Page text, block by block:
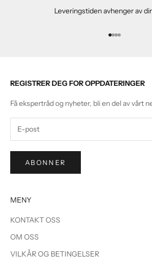
Leveringstiden avhenger av
Gå til element 1
Gå til
Gå til
Gå til
REGISTRER DEG FOR OPPDATERINGER
Få ekspertråd og nyheter, bli en del av vårt
ABONNER
MENY
KONTAKT OSS
OM OSS
VILKÅR OG BETINGELSER